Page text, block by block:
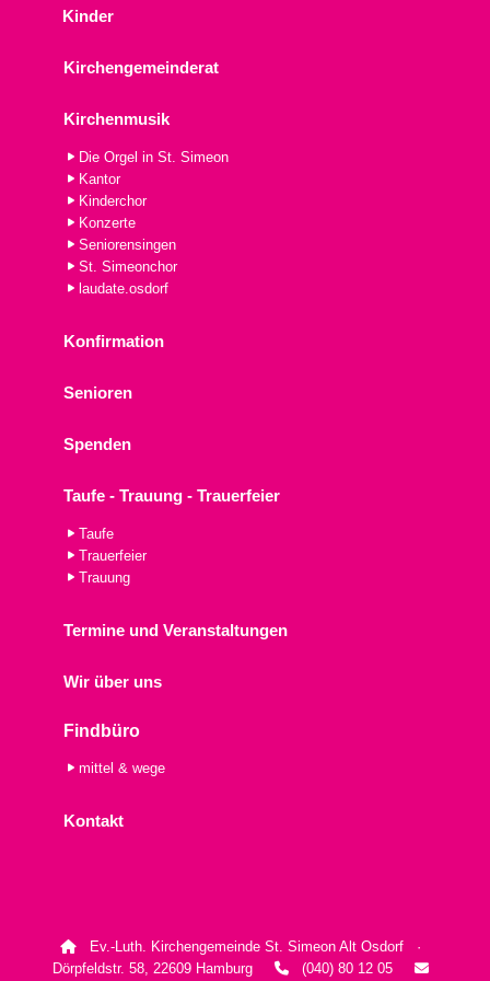
Kinder
Kirchengemeinderat
Kirchenmusik
Die Orgel in St. Simeon
Kantor
Kinderchor
Konzerte
Seniorensingen
St. Simeonchor
laudate.osdorf
Konfirmation
Senioren
Spenden
Taufe - Trauung - Trauerfeier
Taufe
Trauerfeier
Trauung
Termine und Veranstaltungen
Wir über uns
Findbüro
mittel & wege
Kontakt
 Ev.-Luth. Kirchengemeinde St. Simeon Alt Osdorf ·
Dörpfeldstr. 58, 22609 Hamburg  (040) 80 12 05 